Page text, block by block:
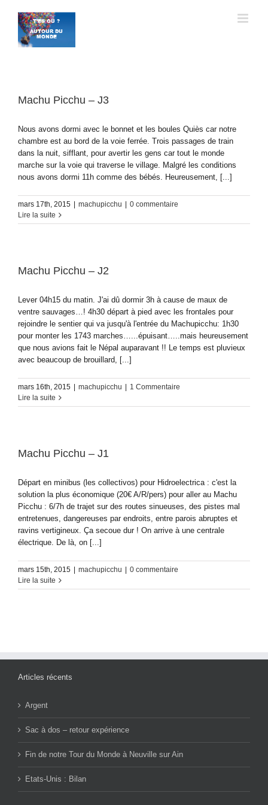
contenu
Machu Picchu – J3
Nous avons dormi avec le bonnet et les boules Quiès car notre
chambre est au bord de la voie ferrée. Trois passages de train
dans la nuit, sifflant, pour avertir les gens car tout le monde
marche sur la voie qui traverse le village. Malgré les conditions
nous avons dormi 11h comme des bébés. Heureusement, [...]
mars 17th, 2015 machupicchu
0 commentaire
Lire la suite
Machu Picchu – J2
Lever 04h15 du matin. J'ai dû dormir 3h à cause de maux de
ventre sauvages…! 4h30 départ à pied avec les frontales pour
rejoindre le sentier qui va jusqu'à l'entrée du Machupicchu: 1h30
pour monter les 1743 marches…...épuisant…..mais heureusement
que nous avions fait le Népal auparavant !! Le temps est pluvieux
avec beaucoup de brouillard, [...]
mars 16th, 2015 machupicchu
1 Commentaire
Lire la suite
Machu Picchu – J1
Départ en minibus (les collectivos) pour Hidroelectrica : c'est la
solution la plus économique (20€ A/R/pers) pour aller au Machu
Picchu : 6/7h de trajet sur des routes sinueuses, des pistes mal
entretenues, dangereuses par endroits, entre parois abruptes et
ravins vertigineux. Ça secoue dur ! On arrive à une centrale
électrique. De là, on [...]
mars 15th, 2015 machupicchu
0 commentaire
Lire la suite
Articles récents
Argent
Sac à dos – retour expérience
Fin de notre Tour du Monde à Neuville sur Ain
Etats-Unis : Bilan